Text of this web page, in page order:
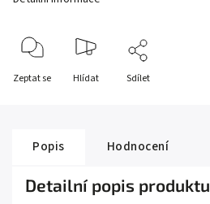
Zeptat se Hlídat Sdílet
Popis Hodnocení
Detailní popis produktu